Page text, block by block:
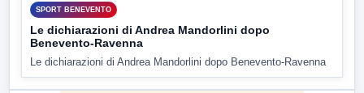
SPORT BENEVENTO
Le dichiarazioni di Andrea Mandorlini dopo
Benevento-Ravenna
Le dichiarazioni di Andrea Mandorlini dopo Benevento-Ravenna